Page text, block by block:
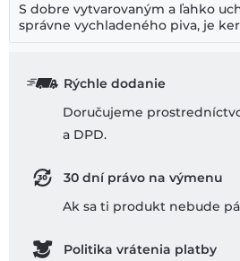
S dobre vytvarovaným a ľahko
správne vychladeného piva, je
Rýchle dodanie
Doručujeme
a DPD.
30 dní právo na výmenu
Ak sa ti produkt nebude
Politika vrátenia platby